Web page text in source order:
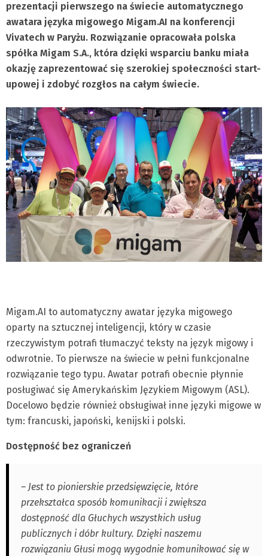
prezentacji pierwszego na świecie automatycznego
awatara języka migowego Migam.AI na konferencji
Vivatech w Paryżu. Rozwiązanie opracowała polska
spółka Migam S.A., która dzięki wsparciu banku miała
okazję zaprezentować się szerokiej społeczności start-
upowej i zdobyć rozgłos na całym świecie.
Migam.AI to automatyczny awatar języka migowego
oparty na sztucznej inteligencji, który w czasie
rzeczywistym potrafi tłumaczyć teksty na język migowy i
odwrotnie. To pierwsze na świecie w pełni funkcjonalne
rozwiązanie tego typu. Awatar potrafi obecnie płynnie
posługiwać się Amerykańskim Językiem Migowym (ASL).
Docelowo będzie również obsługiwał inne języki migowe w
tym: francuski, japoński, kenijski i polski.
Dostępność bez ograniczeń
– Jest to pionierskie przedsięwzięcie, które
przekształca sposób komunikacji i zwiększa
dostępność dla Głuchych wszystkich usług
publicznych i dóbr kultury. Dzięki naszemu
rozwiązaniu Głusi mogą wygodnie komunikować się w